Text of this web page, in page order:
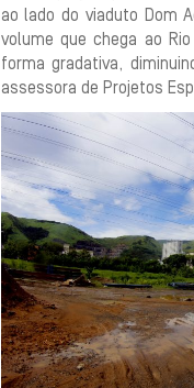
ao lado do viaduto Dom
volume que chega ao
forma gradativa,
assessora de Projetos